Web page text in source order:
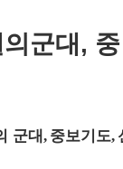
군대, 중
군대, 중보기도,